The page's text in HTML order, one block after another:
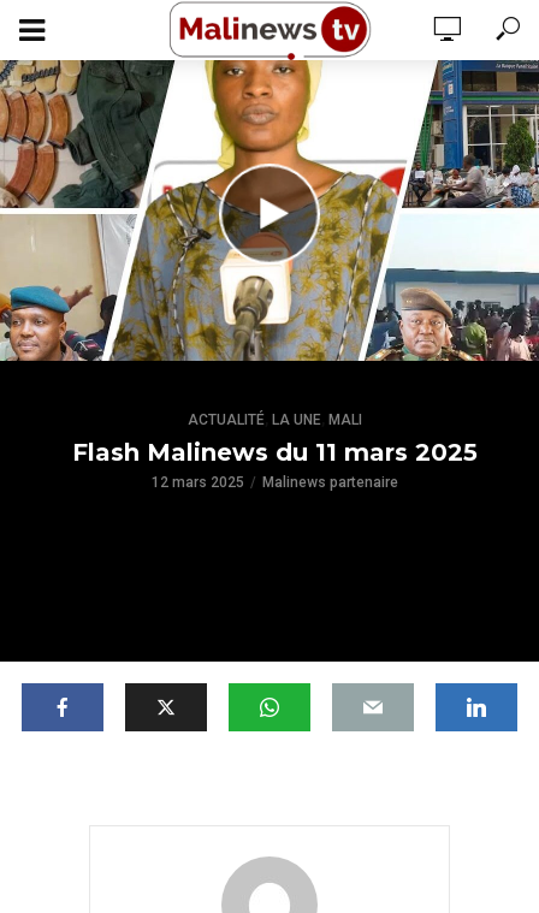
ACTUALITÉ, LA UNE, MALI
Flash Malinews du 11 mars 2025
12 mars 2025 Malinews partenaire